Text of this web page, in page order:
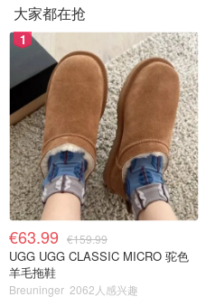
大家都在抢
1
€63.99 €159.99
UGG UGG CLASSIC MICRO 驼色
羊毛拖鞋
Breuninger 2062人感兴趣